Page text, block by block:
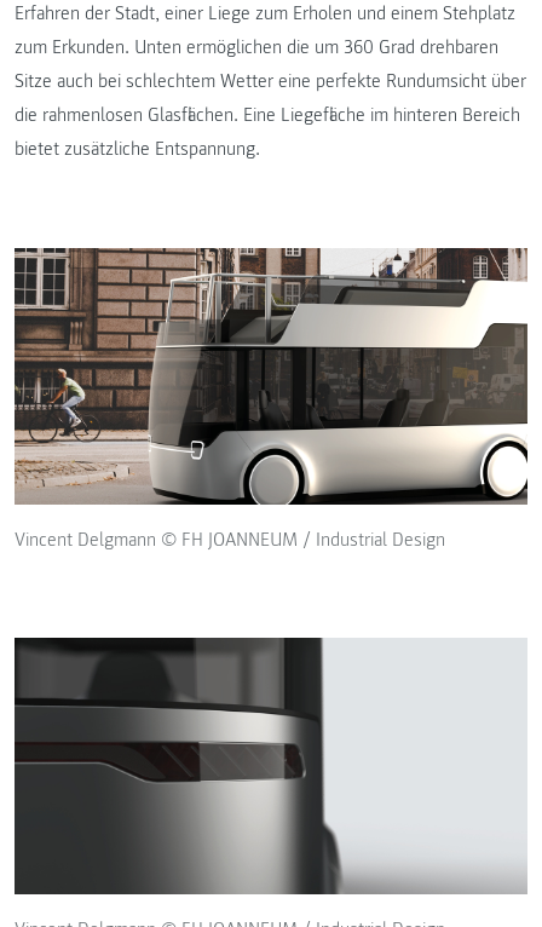
Erfahren der Stadt, einer Liege zum Erholen und einem Stehplatz
zum Erkunden. Unten ermöglichen die um 360 Grad drehbaren
Sitze auch bei schlechtem Wetter eine perfekte Rundumsicht über
die rahmenlosen Glasflächen. Eine Liegefläche im hinteren Bereich
bietet zusätzliche Entspannung.
Vincent Delgmann © FH JOANNEUM / Industrial Design